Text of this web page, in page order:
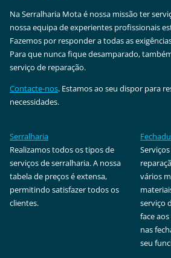
Na Serralharia Mota é nossa missão ter
nossa equipa de experientes profissionais
Fazemos por responder a todas as
Para que nunca fique desamparado,
serviço de reparação.
Contacte-nos. Estamos ao seu dispor para
necessidades.
Serralharia
Realizamos todos os tipos de
serviços de serralharia. A nossa
tabela de preços é extensa,
permitindo satisfazer todos os
clientes.
vários
serviço
face
nas
seu